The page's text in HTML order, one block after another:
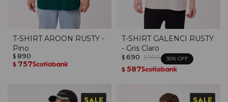
T-SHIRT AROON RUSTY -
Pino
$ 890
$ 757
T-SHIRT GALENCI RUSTY
- Gris Claro
$ 690 $ 990 30
$ 587